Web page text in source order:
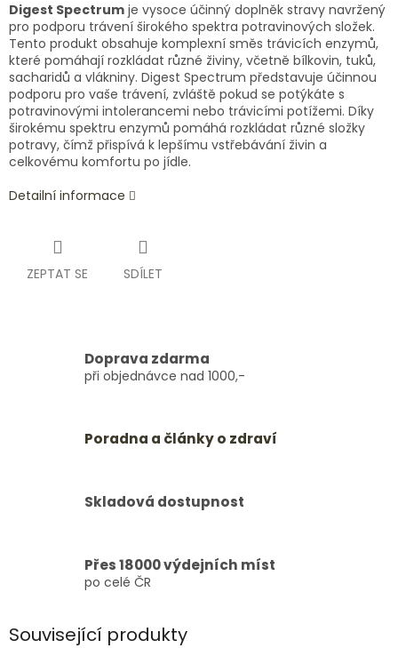
Digest Spectrum je vysoce účinný doplněk stravy navržený
pro podporu trávení širokého spektra potravinových složek.
Tento produkt obsahuje komplexní směs trávicích enzymů,
které pomáhají rozkládat různé živiny, včetně bílkovin, tuků,
sacharidů a vlákniny. Digest Spectrum představuje účinnou
podporu pro vaše trávení, zvláště pokud se potýkáte s
potravinovými intolerancemi nebo trávicími potížemi. Díky
širokému spektru enzymů pomáhá rozkládat různé složky
potravy, čímž přispívá k lepšímu vstřebávání živin a
celkovému komfortu po jídle.
Detailní informace
ZEPTAT SE SDÍLET
Doprava zdarma
při objednávce nad 1000,-
Poradna a články o zdraví
Skladová dostupnost
Přes 18000 výdejních míst
po celé ČR
Související produkty